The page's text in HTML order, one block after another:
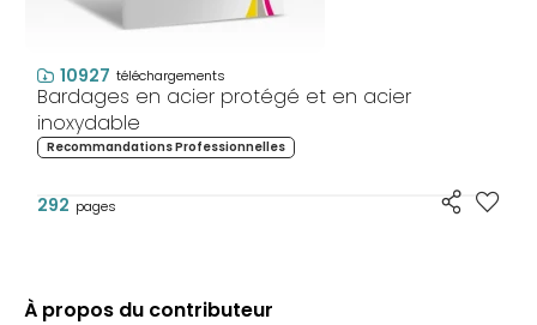
10927 téléchargements
Bardages en acier protégé et en acier
inoxydable
Recommandations Professionnelles
292 pages
À propos du contributeur